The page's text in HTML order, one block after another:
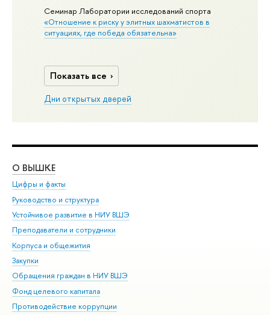
Семинар Лаборатории исследований спорта
«Отношение к риску у элитных шахматистов в
ситуациях, где победа обязательна»
Показать все
Дни открытых дверей
О ВЫШКЕ
Цифры и факты
Руководство и структура
Устойчивое развитие в НИУ ВШЭ
Преподаватели и сотрудники
Корпуса и общежития
Закупки
Обращения граждан в НИУ ВШЭ
Фонд целевого капитала
Противодействие коррупции